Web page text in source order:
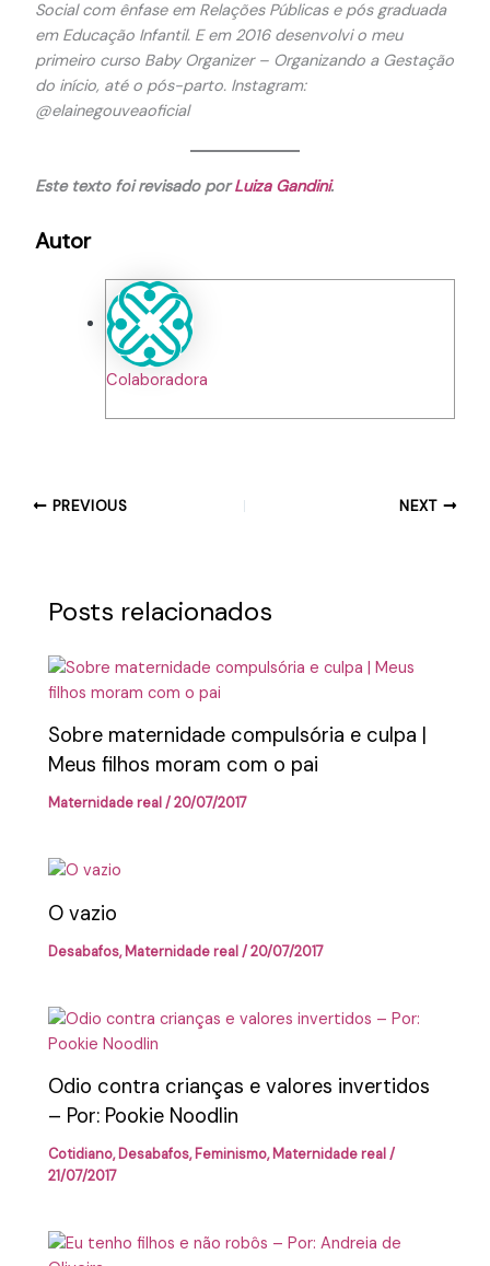
Social com ênfase em Relações Públicas e pós graduada
em Educação Infantil. E em 2016 desenvolvi o meu
primeiro curso Baby Organizer – Organizando a Gestação
do início, até o pós-parto. Instagram:
@elainegouveaoficial
Este texto foi revisado porLuiza Gandini.
Autor
Colaboradora
PREVIOUS NEXT
Posts relacionados
Sobre maternidade compulsória e culpa |
Meus filhos moram com o pai
Maternidade real/20/07/2017
O vazio
Desabafos,Maternidade real/20/07/2017
Odio contra crianças e valores invertidos
– Por: Pookie Noodlin
Cotidiano,Desabafos,Feminismo,Maternidade real/
21/07/2017